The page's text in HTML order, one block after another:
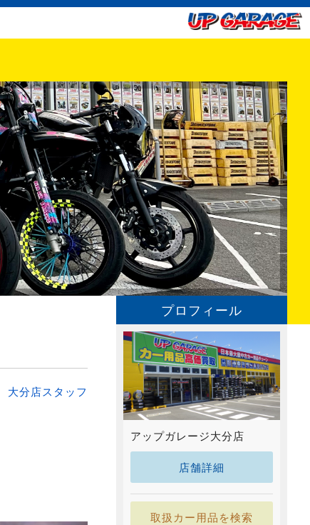
大分店スタッフ
プロフィール
アップガレージ大分店
店舗詳細
取扱カー用品を検索